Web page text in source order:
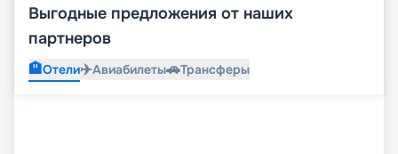
Выгодные предложения от наших
партнеров
🏨Отели✈️Авиабилеты🚗Трансферы